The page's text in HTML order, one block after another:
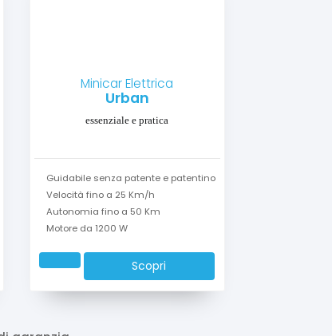
Minicar Elettrica
Urban
essenziale e pratica
Guidabile senza patente e patentino
Velocità fino a 25 Km/h
Autonomia fino a 50 Km
Motore da 1200 W
Scopri